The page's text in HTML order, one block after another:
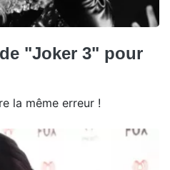
"Joker 3" pour
la même erreur !